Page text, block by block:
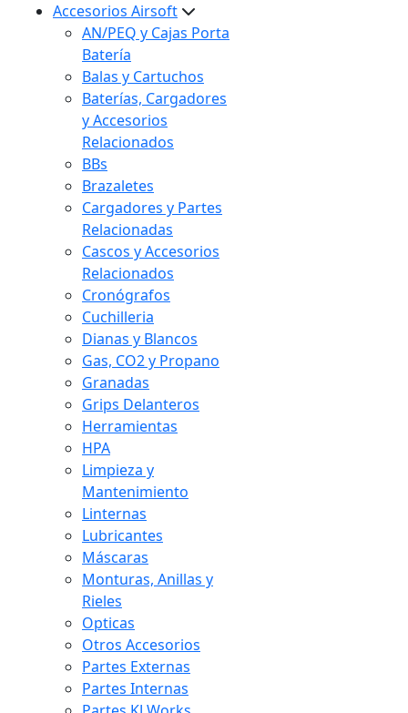
Accesorios Airsoft
AN/PEQ y Cajas Porta
Batería
Balas y Cartuchos
Baterías, Cargadores
y Accesorios
Relacionados
BBs
Brazaletes
Cargadores y Partes
Relacionadas
Cascos y Accesorios
Relacionados
Cronógrafos
Cuchilleria
Dianas y Blancos
Gas, CO2 y Propano
Granadas
Grips Delanteros
Herramientas
HPA
Limpieza y
Mantenimiento
Linternas
Lubricantes
Máscaras
Monturas, Anillas y
Rieles
Opticas
Otros Accesorios
Partes Externas
Partes Internas